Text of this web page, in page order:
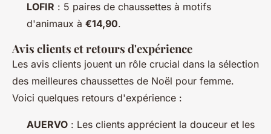
LOFIR : 5 paires de chaussettes à motifs
d'animaux à €14,90.
Avis clients et retours d'expérience
Les avis clients jouent un rôle crucial dans la sélection
des meilleures chaussettes de Noël pour femme.
Voici quelques retours d'expérience :
AUERVO : Les clients apprécient la douceur et les